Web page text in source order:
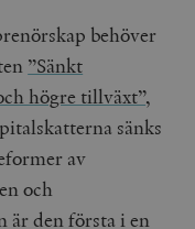
behöver
”Sänkt
högre tillväxt”,
sänks
av
och
är den första i en